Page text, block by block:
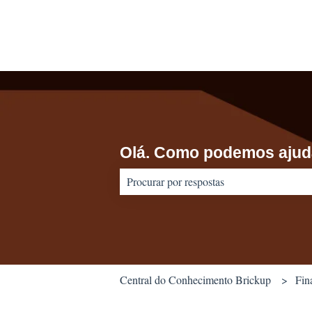
Olá. Como podemos
Central do Conhecimento Brickup